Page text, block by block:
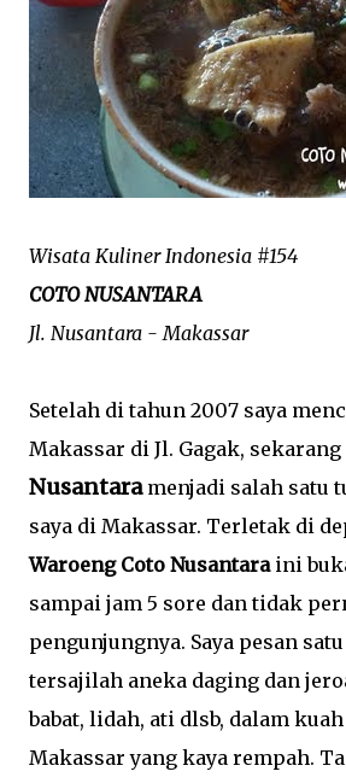
Wisata Kuliner Indonesia #154
COTO NUSANTARA
Jl. Nusantara - Makassar
Setelah di tahun 2007 saya
Makassar di Jl. Gagak, sekarang
Nusantaramenjadi salah satu
saya di Makassar. Terletak di
Waroeng Coto Nusantara ini
sampai jam 5 sore dan tidak
pengunjungnya. Saya pesan
tersajilah aneka daging dan
babat, lidah, ati dlsb, dalam
Makassar yang kaya rempah.